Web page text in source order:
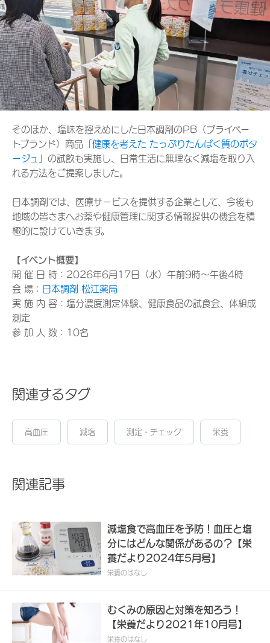
そのほか、塩味を控えめにした日本調剤のPB（プライベー
トブランド）商品「 健康を考えた たっぷりたんぱく質のポタ
ージュ
」の試飲も実施し、日常生活に無理なく減塩を取り入
れる方法をご提案しました。
日本調剤では、医療サービスを提供する企業として、今後も
地域の皆さまへお薬や健康管理に関する情報提供の機会を積
極的に設けていきます。
【イベント概要】
開 催 日 時：2026年6月17日（水）午前9時～午後4時
会 場： 日本調剤 松江薬局
実 施 内 容：塩分濃度測定体験、健康食品の試食会、体組成
測定
参 加 人 数：10名
関連するタグ
高血圧 減塩 測定・チェック 栄養
関連記事
減塩食で高血圧を予防！血圧と塩
分にはどんな関係があるの？【栄
養だより2024年5月号】
栄養のはなし
むくみの原因と対策を知ろう！
【栄養だより2021年10月号】
栄養のはなし